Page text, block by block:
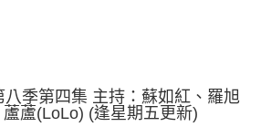
八季第四集 主持：蘇如紅、羅旭
蘆(LoLo) (逢星期五更新)